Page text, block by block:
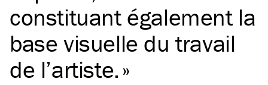
constituant également la
base visuelle du travail
de l’artiste.